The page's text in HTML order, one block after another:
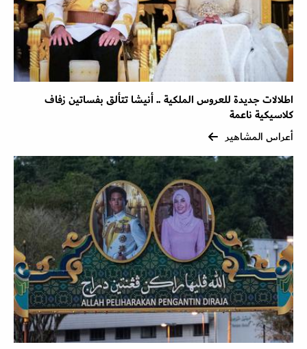
اطلالات جديدة للعروس الملكية .. أنيشا تتألق بفساتين زفاف
كلاسيكية ناعمة
أعراس المشاهير